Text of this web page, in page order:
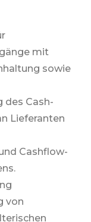
mit
sowie
des Cash-
Lieferanten
Cashflow-
von